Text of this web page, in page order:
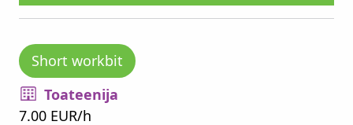
Short workbit
Toateenija
7.00 EUR/h